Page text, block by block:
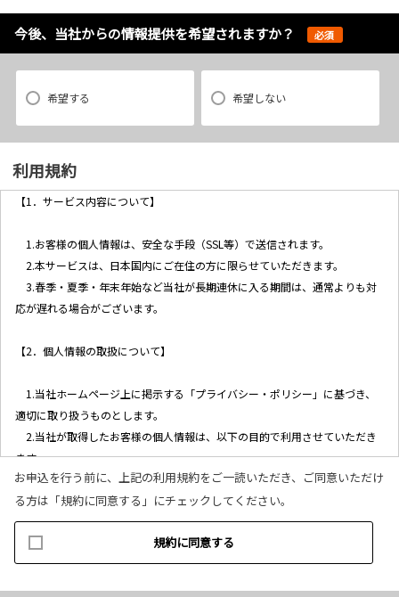
今後、当社からの情報提供を希望されますか？ 必須
希望する 希望しない
利用規約
【1．サービス内容について】
1.お客様の個人情報は、安全な手段（SSL等）で送信されます。
2.本サービスは、日本国内にご在住の方に限らせていただきます。
3.春季・夏季・年末年始など当社が長期連休に入る期間は、通常よりも対
応が遅れる場合がございます。
【2．個人情報の取扱について】
1.当社ホームページ上に掲示する「プライバシー・ポリシー」に基づき、
適切に取り扱うものとします。
2.当社が取得したお客様の個人情報は、以下の目的で利用させていただき
ます。
(1)お客様リクエストに対応するにあたって問題が発生した場合の確認・
連絡
(2)お客様から照会があった場合のリクエスト情報の確認
(3)お客様に不利益を与えないために行う、お客様に対する迅速なご連絡
（電子メール、電話、郵送によるご連絡）
お申込を行う前に、上記の利用規約をご一読いただき、ご同意いただけ
る方は「規約に同意する」にチェックしてください。
規約に同意する